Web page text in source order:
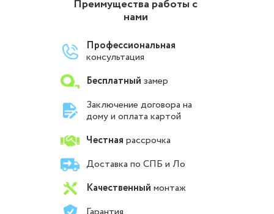
Преимущества работы с
нами
Профессиональная
консультация
Бесплатный замер
Заключение договора на
дому и оплата картой
Честная рассрочка
Доставка по СПБ и Ло
Качественный монтаж